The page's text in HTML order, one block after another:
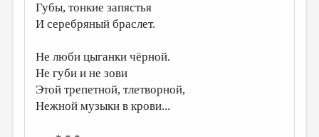
ЭССЕИСТИКА
КУЛЬТУРОВЕДЕНИЕ
ПУБЛИЦИСТИКА
РЕЦЕНЗИРОВАНИЕ
Губы, тонкие запястья
И серебряный браслет.
Не люби цыганки чёрной.
Не губи и не зови
Этой трепетной, тлетворной,
Нежной музыки в крови...